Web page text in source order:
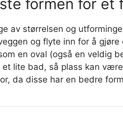
formen for
av størrelsen og
og flyte inn for å
en oval (også en veldig
et lite bad, så plass kan
da disse har en bedre